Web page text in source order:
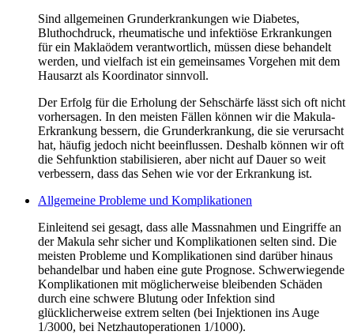
Sind allgemeinen Grunderkrankungen wie Diabetes,
Bluthochdruck, rheumatische und infektiöse Erkrankungen
für ein Maklaödem verantwortlich, müssen diese behandelt
werden, und vielfach ist ein gemeinsames Vorgehen mit dem
Hausarzt als Koordinator sinnvoll.
Der Erfolg für die Erholung der Sehschärfe lässt sich oft nicht
vorhersagen. In den meisten Fällen können wir die Makula-
Erkrankung bessern, die Grunderkrankung, die sie verursacht
hat, häufig jedoch nicht beeinflussen. Deshalb können wir oft
die Sehfunktion stabilisieren, aber nicht auf Dauer so weit
verbessern, dass das Sehen wie vor der Erkrankung ist.
Allgemeine Probleme und Komplikationen
Einleitend sei gesagt, dass alle Massnahmen und Eingriffe an
der Makula sehr sicher und Komplikationen selten sind. Die
meisten Probleme und Komplikationen sind darüber hinaus
behandelbar und haben eine gute Prognose. Schwerwiegende
Komplikationen mit möglicherweise bleibenden Schäden
durch eine schwere Blutung oder Infektion sind
glücklicherweise extrem selten (bei Injektionen ins Auge
1/3000, bei Netzhautoperationen 1/1000).